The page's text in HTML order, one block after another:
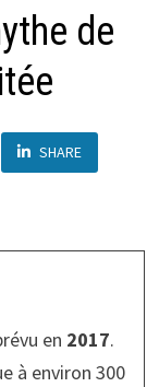
de
SHARE
en 2017.
à environ 300